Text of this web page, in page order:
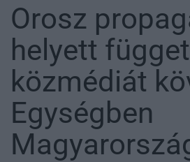
Orosz
helyett
közmédiát
Egységben